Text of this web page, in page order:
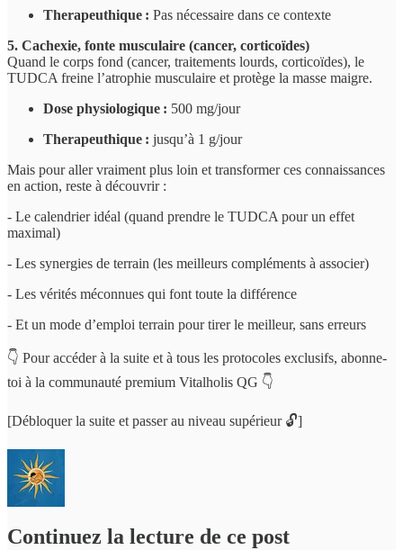
Therapeuthique : Pas nécessaire dans ce contexte
5. Cachexie, fonte musculaire (cancer, corticoïdes)
Quand le corps fond (cancer, traitements lourds, corticoïdes), le
TUDCA freine l’atrophie musculaire et protège la masse maigre.
Dose physiologique : 500 mg/jour
Therapeuthique : jusqu’à 1 g/jour
Mais pour aller vraiment plus loin et transformer ces connaissances
en action, reste à découvrir :
- Le calendrier idéal (quand prendre le TUDCA pour un effet
maximal)
- Les synergies de terrain (les meilleurs compléments à associer)
- Les vérités méconnues qui font toute la différence
- Et un mode d’emploi terrain pour tirer le meilleur, sans erreurs
👇 Pour accéder à la suite et à tous les protocoles exclusifs, abonne-
toi à la communauté premium Vitalholis QG 👇
[Débloquer la suite et passer au niveau supérieur 🔓]
Continuez la lecture de ce post